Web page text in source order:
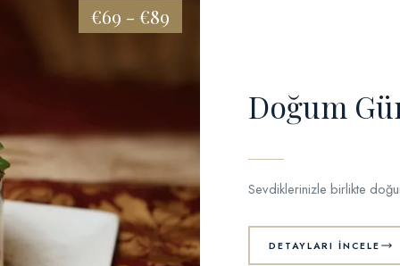
€69 - €89
Doğum
Sevdiklerinizle birlikte
DETAYLARI İNCELE